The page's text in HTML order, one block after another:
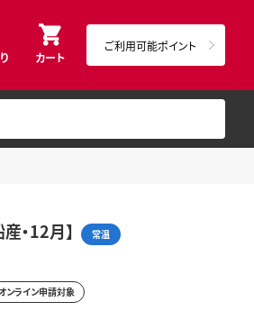
カート
ご利用可能ポイント
・12月】 常温
ンライン申請対象